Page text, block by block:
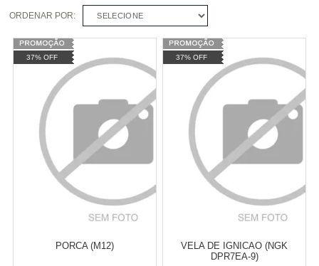
ORDENAR POR: SELECIONE
37% OFF
PORCA (M12)
37% OFF
VELA DE IGNICAO (NGK
DPR7EA-9)